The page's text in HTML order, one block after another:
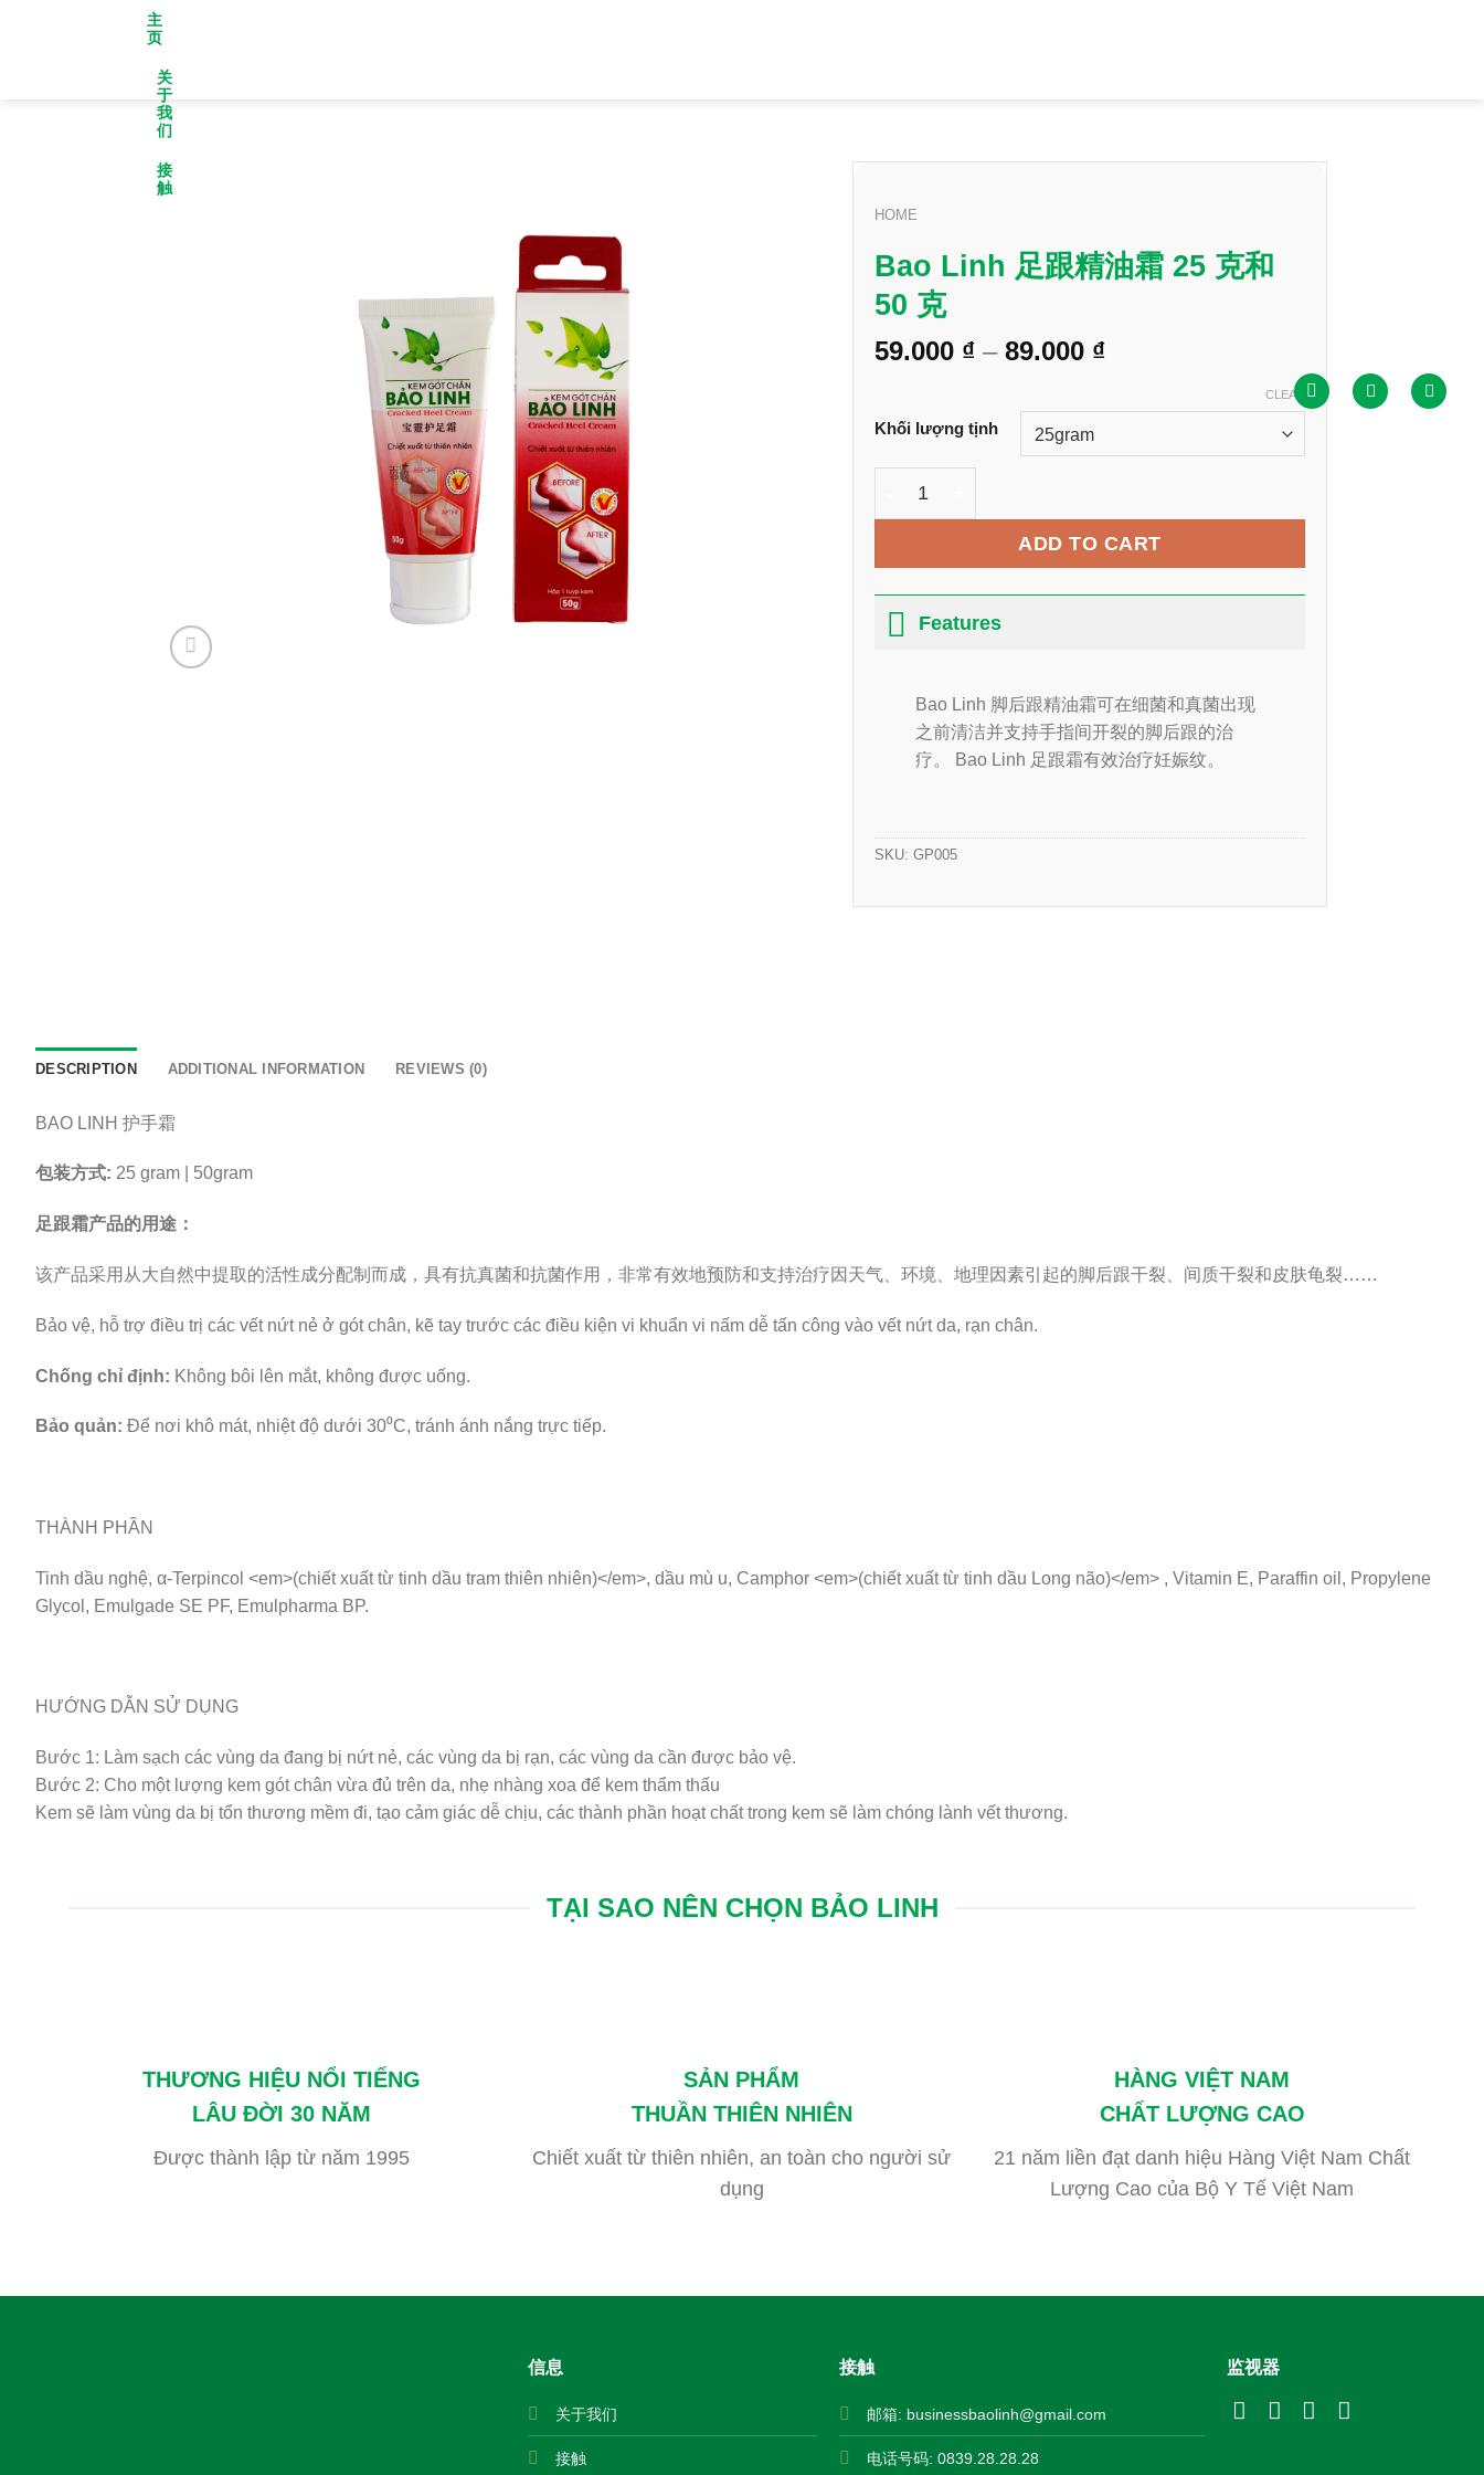
主
页
关
于
我
们
接
触
HOME
Bao Linh 足跟精油霜 25 克和
50 克
59.000 ₫ – 89.000 ₫Price
89.000 ₫
Khối lượng tịnh
CLEAR
ADD TO CART
Features
Bao Linh 脚后跟精油霜可在细菌和真菌出现
之前清洁并支持手指间开裂的脚后跟的治
疗。 Bao Linh 足跟霜有效治疗妊娠纹。
SKU: GP005
DESCRIPTION ADDITIONAL INFORMATION REVIEWS (0)
BAO LINH 护手霜
包装方式: 25 gram | 50gram
足跟霜产品的用途：
该产品采用从大自然中提取的活性成分配制而成，具有抗真菌和抗菌作用，非常有效地预防和支持治疗因天气、环境、地理因素引起的脚后跟干裂、间质干裂和皮肤龟裂……
Bảo vệ, hỗ trợ điều trị các vết nứt nẻ ở gót chân, kẽ tay trước các điều kiện vi khuẩn vi nấm dễ tấn công vào vết nứt da, rạn chân.
Chống chỉ định: Không bôi lên mắt, không được uống.
Bảo quản: Để nơi khô mát, nhiệt độ dưới 30⁰C, tránh ánh nắng trực tiếp.
THÀNH PHẦN
Tinh dầu nghệ, α-Terpincol <em>(chiết xuất từ tinh dầu tram thiên nhiên)</em>, dầu mù u, Camphor <em>(chiết xuất từ tinh dầu Long não)</em> , Vitamin E, Paraffin oil, Propylene
Glycol, Emulgade SE PF, Emulpharma BP.
HƯỚNG DẪN SỬ DỤNG
Bước 1: Làm sạch các vùng da đang bị nứt nẻ, các vùng da bị rạn, các vùng da cần được bảo vệ.
Bước 2: Cho một lượng kem gót chân vừa đủ trên da, nhẹ nhàng xoa để kem thẩm thấu
Kem sẽ làm vùng da bị tổn thương mềm đi, tạo cảm giác dễ chịu, các thành phần hoạt chất trong kem sẽ làm chóng lành vết thương.
TẠI SAO NÊN CHỌN BẢO LINH
THƯƠNG HIỆU NỔI TIẾNG
LÂU ĐỜI 30 NĂM
Được thành lập từ năm 1995
SẢN PHẨM
THUẦN THIÊN NHIÊN
Chiết xuất từ thiên nhiên, an toàn cho người sử
dụng
HÀNG VIỆT NAM
CHẤT LƯỢNG CAO
21 năm liền đạt danh hiệu Hàng Việt Nam Chất
Lượng Cao của Bộ Y Tế Việt Nam
信息
关于我们
接触
接触
邮箱: businessbaolinh@gmail.com
电话号码: 0839.28.28.28
监视器